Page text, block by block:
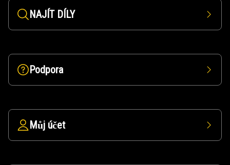
NAJÍT DÍLY
Podpora
Můj účet